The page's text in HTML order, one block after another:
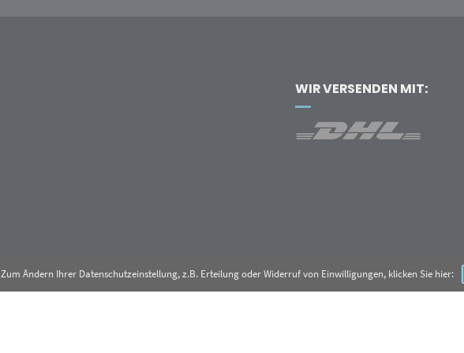
WIR VERSENDEN MIT:
Zum Ändern Ihrer Datenschutzeinstellung, z.B. Erteilung oder Widerruf von Einwilligungen, klicken Sie hier: